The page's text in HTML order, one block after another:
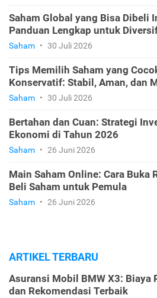
Saham Global yang Bisa Dibeli
Panduan Lengkap untuk
Saham • 30 Juli 2026
Tips Memilih Saham yang
Konservatif: Stabil, Aman, dan
Saham • 30 Juli 2026
Bertahan dan Cuan: Strategi
Ekonomi di Tahun 2026
Saham • 26 Juni 2026
Main Saham Online: Cara Buka
Beli Saham untuk Pemula
Saham • 26 Juni 2026
ARTIKEL TERBARU
Asuransi Mobil BMW X3: Biaya
dan Rekomendasi Terbaik